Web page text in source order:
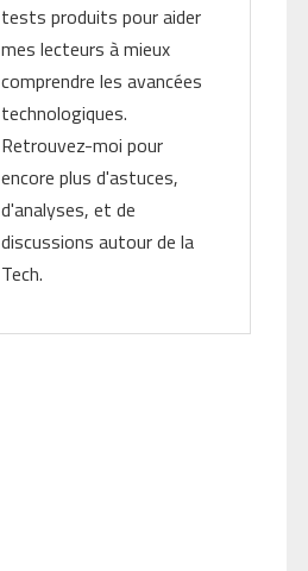
tests produits pour aider
mes lecteurs à mieux
comprendre les avancées
technologiques.
Retrouvez-moi pour
encore plus d'astuces,
d'analyses, et de
discussions autour de la
Tech.